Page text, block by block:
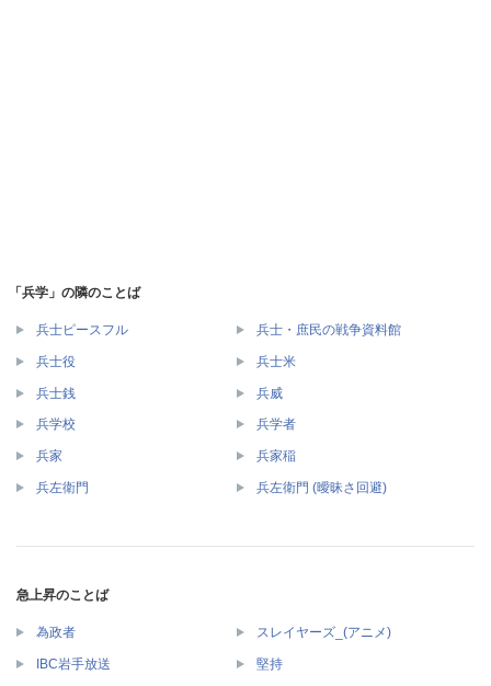
「兵学」の隣のことば
兵士ピースフル 兵士・庶民の戦争資料館
兵士役 兵士米
兵士銭 兵威
兵学校 兵学者
兵家 兵家稲
兵左衛門 兵左衛門 (曖昧さ回避)
急上昇のことば
為政者 スレイヤーズ_(アニメ)
IBC岩手放送 堅持